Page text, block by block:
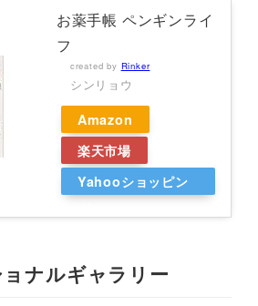
お薬手帳 ペンギンライ
フ
created by Rinker
シンリョウ
Amazon
楽天市場
Yahooショッピン
ナルギャラリー